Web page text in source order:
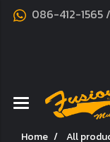
086-412-1565
Home All